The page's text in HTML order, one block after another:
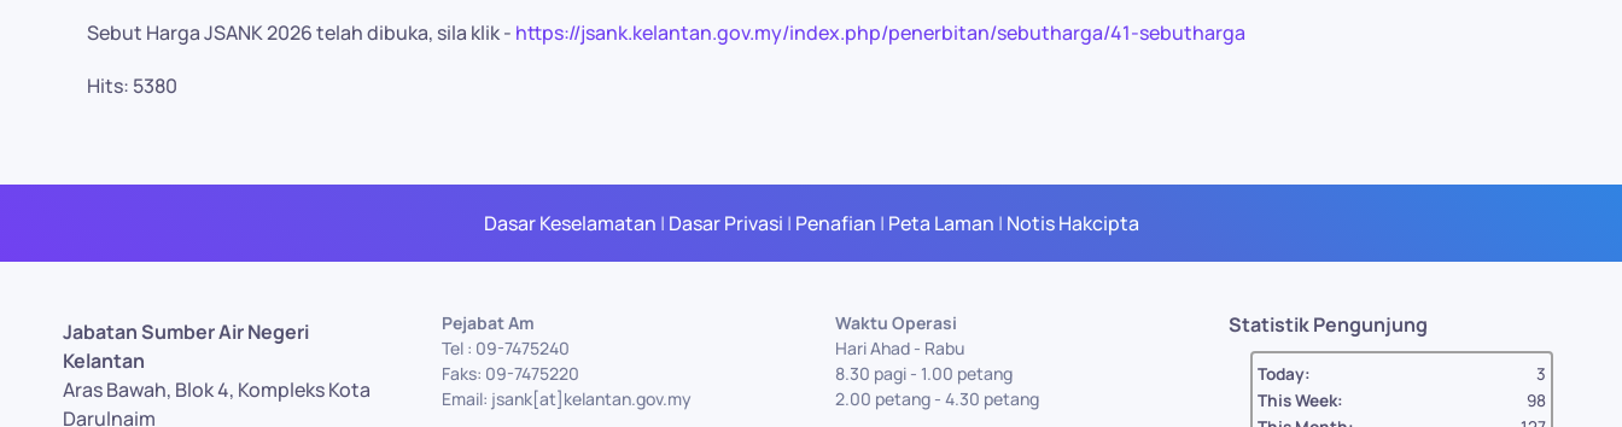
Sebut Harga JSANK 2026 telah dibuka, sila klik - https://jsank.kelantan.gov.my/index.php/penerbitan/sebutharga/41-sebutharga
Hits: 5380
Dasar Keselamatan | Dasar Privasi | Penafian | Peta Laman | Notis Hakcipta
Jabatan Sumber Air Negeri
Kelantan
Aras Bawah, Blok 4, Kompleks Kota
Darulnaim
Pejabat Am
Tel : 09-7475240
Faks: 09-7475220
Email: jsank[at]kelantan.gov.my
Waktu Operasi
Hari Ahad - Rabu
8.30 pagi - 1.00 petang
2.00 petang - 4.30 petang
Statistik Pengunjung
Today:
3
This Week:
98